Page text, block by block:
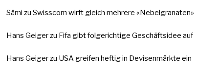
Sämi zuSwisscom wirft gleich mehrere «Nebelgranaten»
Hans Geigerzu Fifa gibt folgerichtige Geschäftsidee auf
Hans Geigerzu USA greifen heftig in Devisenmärkte ein